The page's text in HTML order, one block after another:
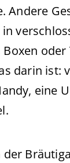
Andere
oder
darin ist:
eine
der